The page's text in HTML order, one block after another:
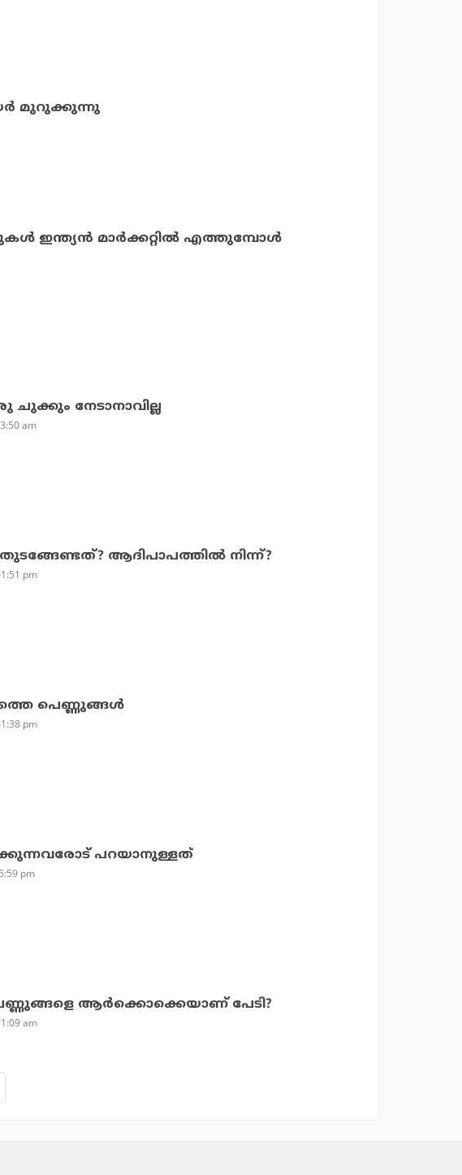
മുറുക്കുന്നു
ഇന്ത്യന്‍ മാര്‍ക്കറ്റില്‍ എത്തുമ്പോള്‍
നേടാനാവില്ല
am
തുടങ്ങേണ്ടത്? ആദിപാപത്തില്‍ നിന്ന്?
pm
പെണ്ണുങ്ങള്‍
pm
പറയാനുള്ളത്
pm
ആര്‍ക്കൊക്കെയാണ് പേടി?
am